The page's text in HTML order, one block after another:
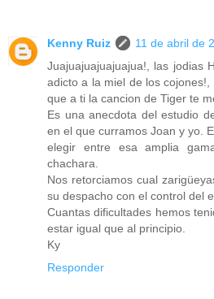
Kenny Ruiz
11 de abril de
Juajuajuajuajuajua!, las jodias
adicto a la miel de los
que a ti la cancion de Tiger te
Es una anecdota del estudio
en el que curramos Joan y yo.
elegir entre esa amplia
chachara.
Nos retorciamos cual
su despacho con el control del
Cuantas dificultades hemos
estar igual que al principio.
Ky
Responder